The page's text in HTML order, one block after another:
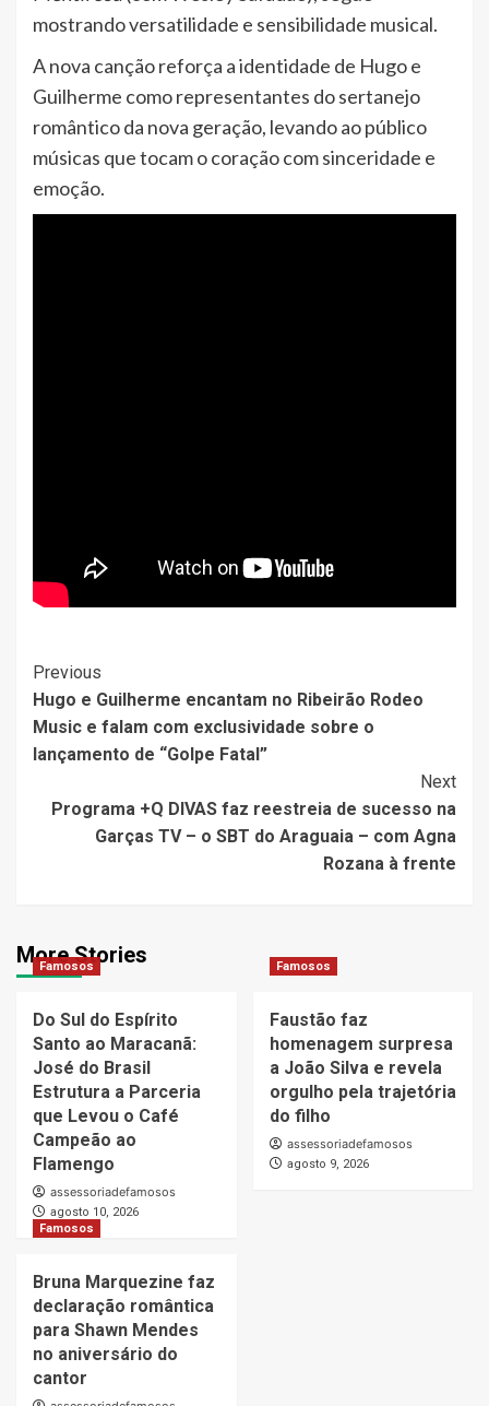
mostrando versatilidade e sensibilidade musical.
A nova canção reforça a identidade de Hugo e
Guilherme como representantes do sertanejo
romântico da nova geração, levando ao público
músicas que tocam o coração com sinceridade e
emoção.
Post
Navigation
Previous
Hugo e Guilherme encantam no Ribeirão Rodeo
Music e falam com exclusividade sobre o
lançamento de “Golpe Fatal”
Next
Programa +Q DIVAS faz reestreia de sucesso na
Garças TV – o SBT do Araguaia – com Agna
Rozana à frente
More Stories
Famosos
Do Sul do Espírito
Santo ao Maracanã:
José do Brasil
Estrutura a Parceria
que Levou o Café
Campeão ao
Flamengo
assessoriadefamosos
agosto 10, 2026
Famosos
Faustão faz
homenagem surpresa
a João Silva e revela
orgulho pela trajetória
do filho
assessoriadefamosos
agosto 9, 2026
Famosos
Bruna Marquezine faz
declaração romântica
para Shawn Mendes
no aniversário do
cantor